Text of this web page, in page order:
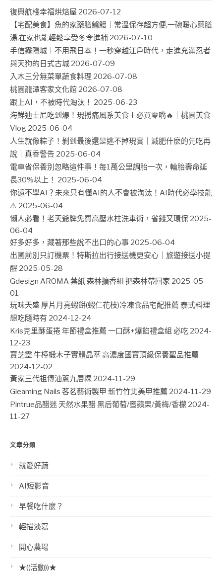
復興航棧幸福烘焙屋 2026-07-12
【宅配美食】魚的家藥膳鱸鰻｜常溫保存超方便,一碗暖心藥膳
湯,在家也能輕鬆享受冬令進補 2026-07-10
手信霧隱城｜不用飛日本！一秒穿越江戶時代，走進充滿忍者
與天狗的日式古城 2026-07-09
入木三分無菜單蔬食料理 2026-07-08
桃園龍潭客家文化館 2026-07-08
跟上AI，不被時代淘汰！ 2025-06-23
海鮮迪士尼吃到爆！現撈痛風系美食＋必買零嘴🔥｜桃園美食
Vlog 2025-06-04
人生就像粽子！剝到最後還是逃不掉現實｜減肥什麼的先吃再
說｜真香警告 2025-06-04
電車省保養別忽略這件事！每1萬公里調胎一次，輪胎壽命延
長30%以上！ 2025-06-04
你還不學AI？未來只有懂AI的人不會被淘汰！AI時代必學技能
⚠️ 2025-06-04
懶人必看！老天爺牌免費高壓水柱洗車術，省錢又環保 2025-
06-04
好多好多，藏著那些說不出口的心事 2025-06-04
出國前別只訂機票！特斯拉出行接送機更安心｜旅遊接送小提
醒 2025-05-28
Gdesign AROMA 葉紙 森林擴香組 把森林帶回家 2025-05-
01
玩味天盛 厚片月亮蝦餅(蝦仁花枝)冷凍食品宅配推薦 泰式料理
想吃隨時有 2024-12-24
Kris克里酥蛋捲 年節禮盒推薦 一口酥+爆餡禮盒組 必吃 2024-
12-23
寶芝靈 牛樟椴木子實體晶萃 高濃度國寶頂級保養聖品推薦
2024-12-02
黃家三代祖傳油蔥九層粿 2024-11-29
Gleaming Nails 茖茗藝術製甲 新竹竹北美甲推薦 2024-11-29
Pintrue品醋迷 天然水果醋 黑后葡萄/蜜蘋果/黃梅/香檬 2024-
11-27
文章分類
就愛好蔬
AI短影音
早餐吃什麼？
輕描淡寫
開心農場
★((活動))★